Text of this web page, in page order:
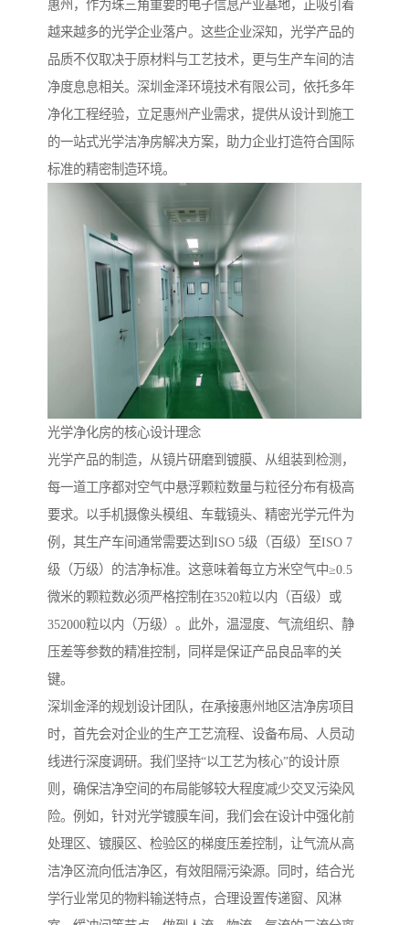
惠州，作为珠三角重要的电子信息产业基地，正吸引着
越来越多的光学企业落户。这些企业深知，光学产品的
品质不仅取决于原材料与工艺技术，更与生产车间的洁
净度息息相关。深圳金泽环境技术有限公司，依托多年
净化工程经验，立足惠州产业需求，提供从设计到施工
的一站式光学洁净房解决方案，助力企业打造符合国际
标准的精密制造环境。
光学净化房的核心设计理念
光学产品的制造，从镜片研磨到镀膜、从组装到检测，
每一道工序都对空气中悬浮颗粒数量与粒径分布有极高
要求。以手机摄像头模组、车载镜头、精密光学元件为
例，其生产车间通常需要达到ISO 5级（百级）至ISO 7
级（万级）的洁净标准。这意味着每立方米空气中≥0.5
微米的颗粒数必须严格控制在3520粒以内（百级）或
352000粒以内（万级）。此外，温湿度、气流组织、静
压差等参数的精准控制，同样是保证产品良品率的关
键。
深圳金泽的规划设计团队，在承接惠州地区洁净房项目
时，首先会对企业的生产工艺流程、设备布局、人员动
线进行深度调研。我们坚持“以工艺为核心”的设计原
则，确保洁净空间的布局能够较大程度减少交叉污染风
险。例如，针对光学镀膜车间，我们会在设计中强化前
处理区、镀膜区、检验区的梯度压差控制，让气流从高
洁净区流向低洁净区，有效阻隔污染源。同时，结合光
学行业常见的物料输送特点，合理设置传递窗、风淋